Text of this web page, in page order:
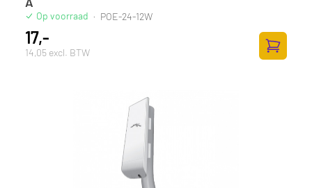
Op voorraad · POE-24-12W
17,-
14,05 excl. BTW
Zum